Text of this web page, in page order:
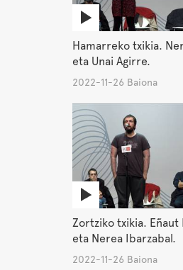
Hamarreko txikia.
eta Unai Agirre.
2022-11-26 Baiona
Zortziko txikia.
eta Nerea Ibarzabal.
2022-11-26 Baiona